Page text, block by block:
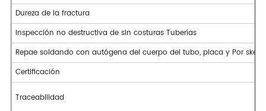
Dureza de la fractura
Inspección no destructiva de sin costuras Tuberías
Repae soldando con autógena del cuerpo del tubo, placa y Por skelp
Certificación
Traceabilidad